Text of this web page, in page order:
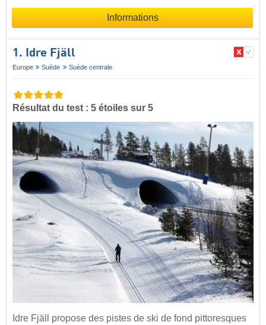
Informations
1. Idre Fjäll
Europe Suède Suède centrale
Résultat du test : 5 étoiles sur 5
Idre Fjäll propose des pistes de ski de fond pittoresques